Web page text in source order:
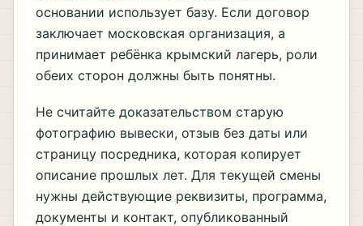
основании использует базу. Если договор
заключает московская организация, а
принимает ребёнка крымский лагерь, роли
обеих сторон должны быть понятны.
Не считайте доказательством старую
фотографию вывески, отзыв без даты или
страницу посредника, которая копирует
описание прошлых лет. Для текущей смены
нужны действующие реквизиты, программа,
документы и контакт, опубликованный